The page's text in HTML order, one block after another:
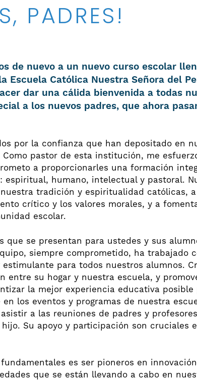
PADRES!
de nuevo a un nuevo curso escolar
Escuela Católica Nuestra Señora del
dar una cálida bienvenida a todas
a los nuevos padres, que ahora
por la confianza que han depositado en
pastor de esta institución, me
a proporcionarles una formación
espiritual, humano, intelectual y pastoral.
tradición y espiritualidad católicas,
crítico y los valores morales, y a
escolar.
que se presentan para ustedes y sus
siempre comprometido, ha trabajado
para todos nuestros alumnos.
entre su hogar y nuestra escuela, y
la mejor experiencia educativa
los eventos y programas de nuestra
a las reuniones de padres y
Su apoyo y participación son cruciales
es ser pioneros en
que se están llevando a cabo en